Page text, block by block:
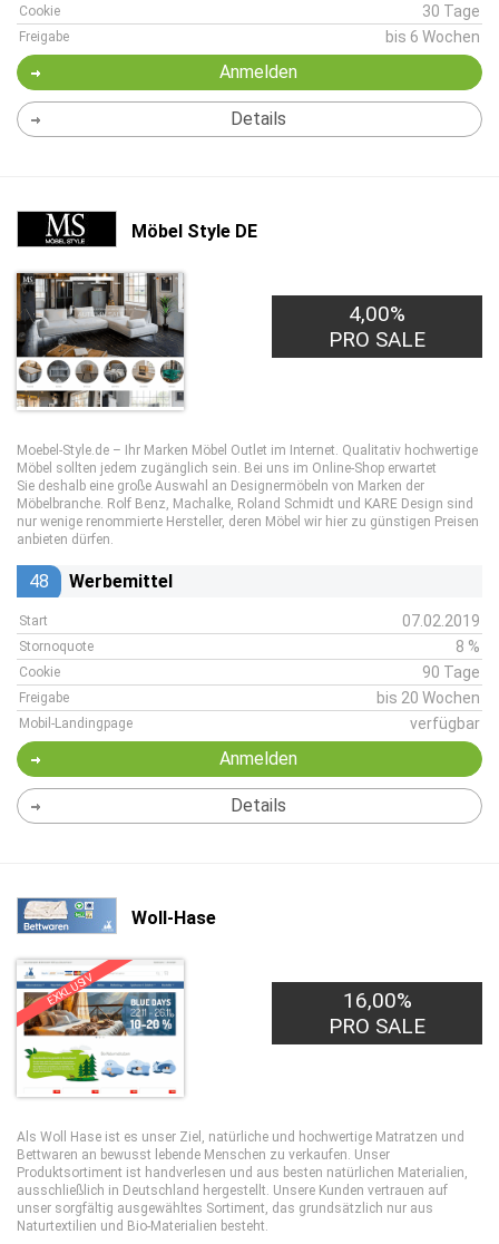
Cookie 30 Tage
Freigabe bis 6 Wochen
Anmelden
Details
Möbel Style DE
4,00%
PRO SALE
Moebel-Style.de – Ihr Marken Möbel Outlet im Internet. Qualitativ hochwertige
Möbel sollten jedem zugänglich sein. Bei uns im Online-Shop erwartet
Sie deshalb eine große Auswahl an Designermöbeln von Marken der
Möbelbranche. Rolf Benz, Machalke, Roland Schmidt und KARE Design sind
nur wenige renommierte Hersteller, deren Möbel wir hier zu günstigen Preisen
anbieten dürfen.
48 Werbemittel
Start 07.02.2019
Stornoquote 8 %
Cookie 90 Tage
Freigabe bis 20 Wochen
Mobil-Landingpage verfügbar
Anmelden
Details
Woll-Hase
EXKLUSIV
16,00%
PRO SALE
Als Woll Hase ist es unser Ziel, natürliche und hochwertige Matratzen und
Bettwaren an bewusst lebende Menschen zu verkaufen. Unser
Produktsortiment ist handverlesen und aus besten natürlichen Materialien,
ausschließlich in Deutschland hergestellt. Unsere Kunden vertrauen auf
unser sorgfältig ausgewähltes Sortiment, das grundsätzlich nur aus
Naturtextilien und Bio-Materialien besteht.